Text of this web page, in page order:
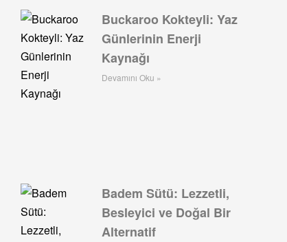
Buckaroo Kokteyli: Yaz
Günlerinin Enerji
Kaynağı
Devamını Oku »
Badem Sütü: Lezzetli,
Besleyici ve Doğal Bir
Alternatif